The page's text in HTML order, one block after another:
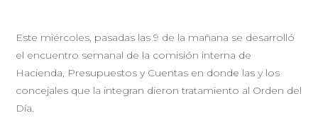
Este miércoles, pasadas las 9 de la mañana se desarrolló
el encuentro semanal de la comisión interna de
Hacienda, Presupuestos y Cuentas en donde las y los
concejales que la integran dieron tratamiento al Orden del
Día.